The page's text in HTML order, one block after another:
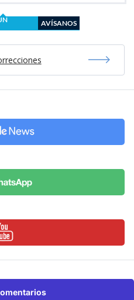
AVÍSANOS